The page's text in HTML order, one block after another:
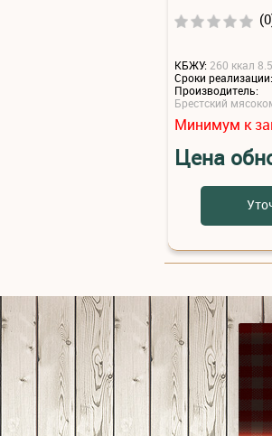
КБЖУ: 260 ккал
Сроки реализации:
Производитель:
Брестский
Минимум к
Цена